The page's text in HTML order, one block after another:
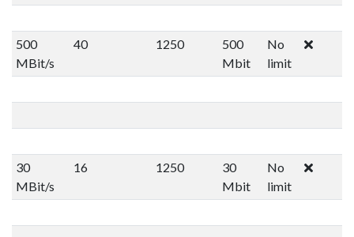
500
MBit/s
40 1250
500
Mbit
No
limit
30
MBit/s
16 1250
30
Mbit
No
limit